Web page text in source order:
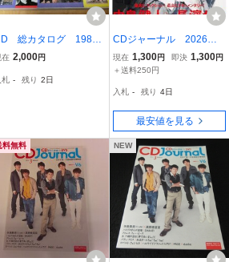
総カタログ 1988
夏季号 音楽出版
ループ
在 2,000円
札 - 残り 2日
CDジャーナル 2026年8
月号 夏号 【表紙＆巻
頭】中島健人＆長濱ね
の）
現在 1,300円 即決 1,300円
＋送料250円
入札 - 残り 4日
最安値を見る
料無料 NEW